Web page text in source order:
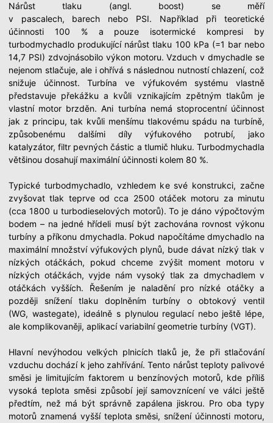
Nárůst tlaku (angl. boost) se měří
v pascalech, barech nebo PSI. Například při teoretické
účinnosti 100 % a pouze isotermické kompresi by
turbodmychadlo produkující nárůst tlaku 100 kPa (=1 bar nebo
14,7 PSI) zdvojnásobilo výkon motoru. Vzduch v dmychadle se
nejenom stlačuje, ale i ohřívá s následnou nutností chlazení, což
snižuje účinnost. Turbína ve výfukovém systému vlastně
představuje překážku a kvůli vznikajícím zpětným tlakům je
vlastní motor brzděn. Ani turbína nemá stoprocentní účinnost
jak z principu, tak kvůli menšímu tlakovému spádu na turbíně,
způsobenému dalšími díly výfukového potrubí, jako
katalyzátor, filtr pevných částic a tlumič hluku. Turbodmychadla
většinou dosahují maximální účinnosti kolem 80 %.
Typické turbodmychadlo, vzhledem ke své konstrukci, začne
zvyšovat tlak teprve od cca 2500 otáček motoru za minutu
(cca 1800 u turbodieselových motorů). To je dáno výpočtovým
bodem – na jedné hřídeli musí být zachována rovnost výkonu
turbíny a příkonu dmychadla. Pokud napočítáme dmychadlo na
maximální množství výfukových plynů, bude dávat nízký tlak v
nízkých otáčkách, pokud chceme zvýšit moment motoru v
nízkých otáčkách, vyjde nám vysoký tlak za dmychadlem v
otáčkách vyšších. Řešením je naladění pro nízké otáčky a
později snížení tlaku doplněním turbíny o obtokový ventil
(WG, wastegate), ideálně s plynulou regulací nebo ještě lépe,
ale komplikovaněji, aplikací variabilní geometrie turbíny (VGT).
Hlavní nevýhodou velkých plnicích tlaků je, že při stlačování
vzduchu dochází k jeho zahřívání. Tento nárůst teploty palivové
směsi je limitujícím faktorem u benzínových motorů, kde příliš
vysoká teplota směsi způsobí její samovznícení ve válci ještě
předtím, než má být správně zapálena jiskrou. Pro oba typy
motorů znamená vyšší teplota směsi, snížení účinnosti motoru,